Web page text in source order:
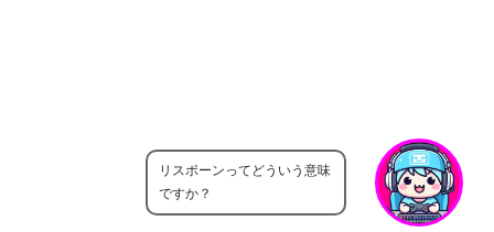
リスポーンってどういう意味
ですか？